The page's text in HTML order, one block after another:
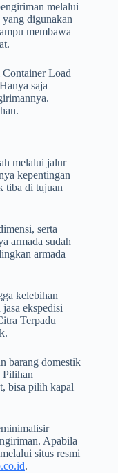
melalui
digunakan
membawa
Load
saja
melalui jalur
kepentingan
tiba di tujuan
serta
armada sudah
armada
kelebihan
ekspedisi
Terpadu
barang domestik
Pilihan
bisa pilih kapal
Apabila
situs resmi
.